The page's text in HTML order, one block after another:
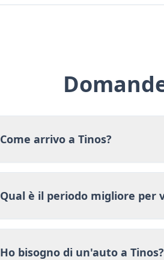
Come arrivo a Tinos?
Qual è il periodo migliore per
Ho bisogno di un'auto a Tinos?